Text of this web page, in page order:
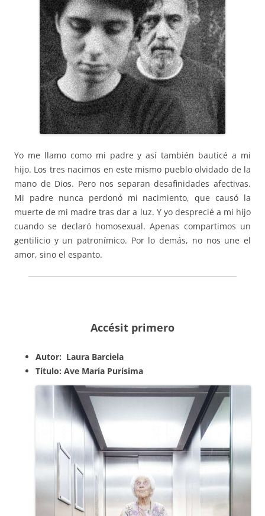
Yo me llamo como mi padre y así también bauticé a mi
hijo. Los tres nacimos en este mismo pueblo olvidado de la
mano de Dios. Pero nos separan desafinidades afectivas.
Mi padre nunca perdonó mi nacimiento, que causó la
muerte de mi madre tras dar a luz. Y yo desprecié a mi hijo
cuando se declaró homosexual. Apenas compartimos un
gentilicio y un patronímico. Por lo demás, no nos une el
amor, sino el espanto.
Accésit primero
Autor: Laura Barciela
Título: Ave María Purísima